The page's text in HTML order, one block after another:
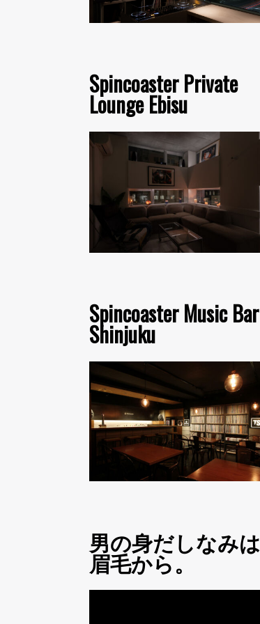
Spincoaster Private
Lounge Ebisu
Spincoaster Music Bar
Shinjuku
男の身だしなみは
眉毛から。